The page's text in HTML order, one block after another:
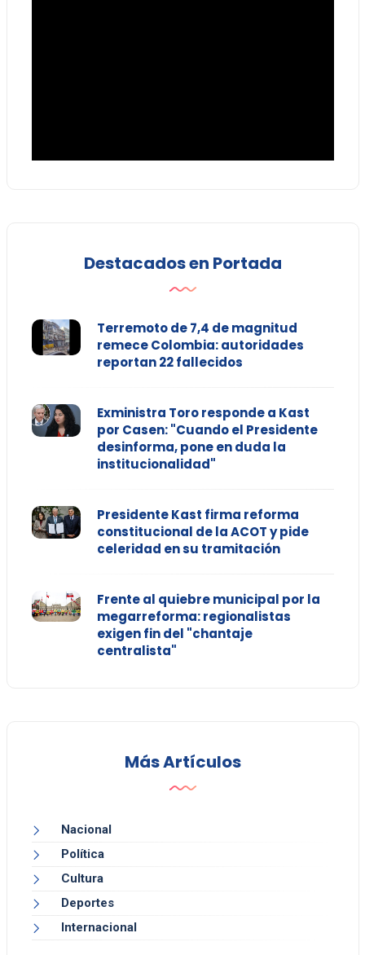
Destacados en Portada
Terremoto de 7,4 de magnitud
remece Colombia: autoridades
reportan 22 fallecidos
Exministra Toro responde a Kast
por Casen: "Cuando el Presidente
desinforma, pone en duda la
institucionalidad"
Presidente Kast firma reforma
constitucional de la ACOT y pide
celeridad en su tramitación
Frente al quiebre municipal por la
megarreforma: regionalistas
exigen fin del "chantaje
centralista"
Más Artículos
Nacional
Política
Cultura
Deportes
Internacional